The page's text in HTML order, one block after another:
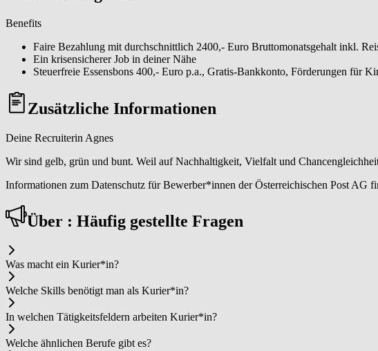
Benefits
Faire Bezahlung mit durchschnittlich 2400,- Euro Bruttomonatsgehalt inkl.
Ein krisensicherer Job in deiner Nähe
Steuerfreie Essensbons 400,- Euro p.a., Gratis-Bankkonto, Förderungen für
Zusätzliche Informationen
Deine Recruiterin Agnes
Wir sind gelb, grün und bunt. Weil auf Nachhaltigkeit, Vielfalt und
Informationen zum Datenschutz für Bewerber*innen der Österreichischen Post AG
Über : Häufig gestellte Fragen
Was macht ein Ku­rier*in?
Welche Skills benötigt man als Ku­rier*in?
In welchen Tätigkeitsfeldern arbeiten Ku­rier*in?
Welche ähnlichen Berufe gibt es?